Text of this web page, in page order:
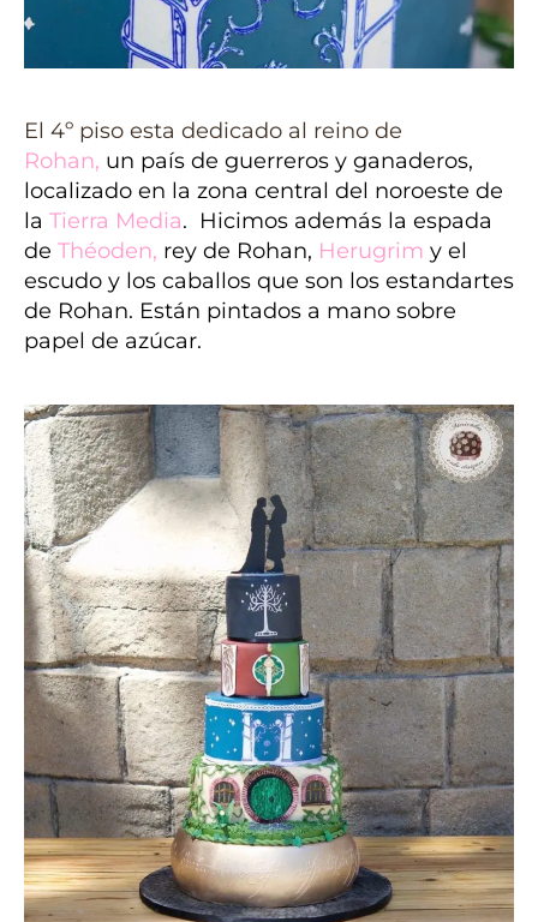
El 4º piso esta dedicado al reino de
Rohan, un país de guerreros y ganaderos,
localizado en la zona central del noroeste de
la Tierra Media. Hicimos además la espada
de Théoden, rey de Rohan, Herugrim y el
escudo y los caballos que son los estandartes
de Rohan. Están pintados a mano sobre
papel de azúcar.